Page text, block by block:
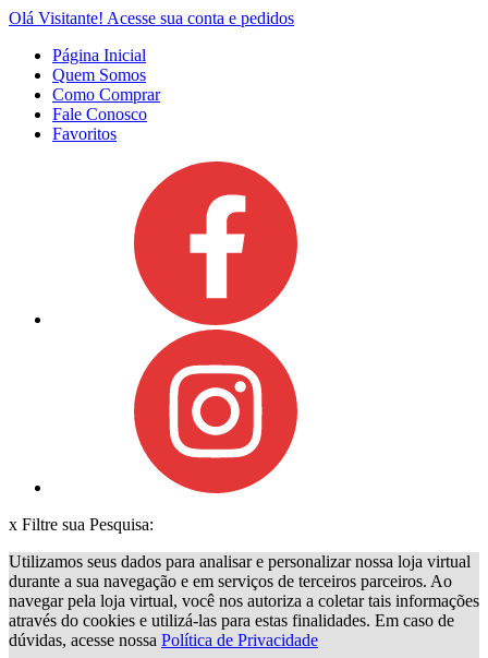
Olá Visitante! Acesse sua conta e pedidos
Página Inicial
Quem Somos
Como Comprar
Fale Conosco
Favoritos
x Filtre sua Pesquisa:
Utilizamos seus dados para analisar e personalizar nossa loja virtual
durante a sua navegação e em serviços de terceiros parceiros. Ao
navegar pela loja virtual, você nos autoriza a coletar tais informações
através do cookies e utilizá-las para estas finalidades. Em caso de
dúvidas, acesse nossa Política de Privacidade